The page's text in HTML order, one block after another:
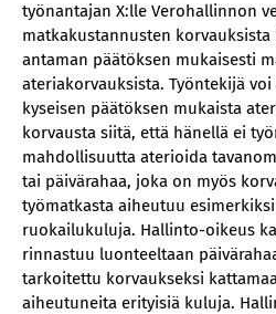
työnantajan X:lle Verohallinnon
matkakustannusten korvauksista
antaman päätöksen mukaisesti
ateriakorvauksista. Työntekijä
kyseisen päätöksen mukaista
korvausta siitä, että hänellä ei
mahdollisuutta aterioida
tai päivärahaa, joka on myös
työmatkasta aiheutuu
ruokailukuluja. Hallinto-oikeus
rinnastuu luonteeltaan
tarkoitettu korvaukseksi
aiheutuneita erityisiä kuluja.